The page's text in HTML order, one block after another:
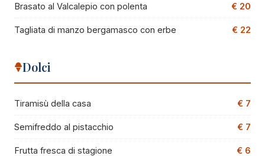
Brasato al Valcalepio con polenta € 20
Tagliata di manzo bergamasco con erbe € 22
Dolci
Tiramisù della casa € 7
Semifreddo al pistacchio € 7
Frutta fresca di stagione € 6